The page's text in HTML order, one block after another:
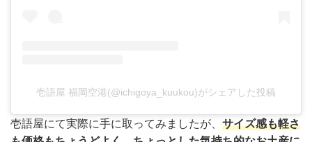
壱語屋 福岡空港(@ichigoya_kuukou)がシェアした投稿
壱語屋にて実際に手に取ってみましたが、 サイズ感も軽さ